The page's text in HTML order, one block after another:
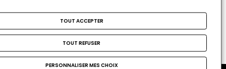
Format attendu : nom@domaine.fr
TOUT ACCEPTER
TOUT REFUSER
PERSONNALISER MES CHOIX